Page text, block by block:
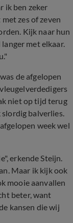
ik ben zeker
zes of zeven
Kijk naar hun
met elkaar.
de afgelopen
niet op tijd terug
balverlies.
week wel
erkende Steijn.
Maar ik kijk ook
mooie aanvallen
beter, want
kansen die wij